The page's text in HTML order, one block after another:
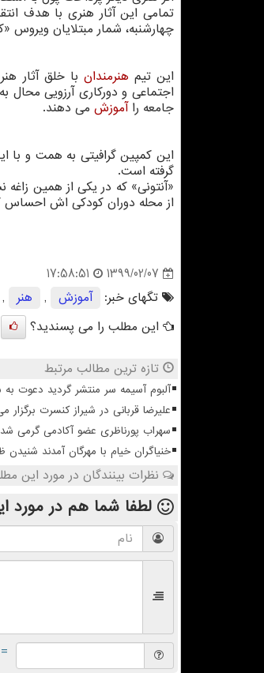
تمامی این آثار هنری با هدف
چهارشنبه، شمار مبتلایان ویروس «کرونا» در کنیا ۳۰۳ و شمار
این تیم هنرمندان با خلق آثار
اجتماعی و دورکاری آرزویی
جامعه راآموزش می دهند.
این کمپین گرافیتی به همت و با
گرفته است.
«آنتونی» که در یکی از همین
از محله دوران کودکی اش احساس
1399/02/07
17:58:51
تگهای خبر:
آموزش , هنر ,
این مطلب را می پسندید؟
تازه ترین مطالب مرتبط
آلبوم آسیمه سر منتشر گردید دعوت
علیرضا قربانی در شیراز کنسرت برگزار
سهراب پورناظری عضو آکادمی گرمی شد
خنیاگران خیام با مهرگان آمدند
نظرات بینندگان در مورد این
لطفا شما هم در مورد
= ۷ بعلاوه ۲